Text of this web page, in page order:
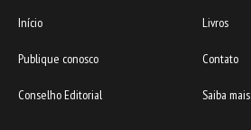
Início
Livros
Publique conosco Contato
Conselho Editorial Saiba mais